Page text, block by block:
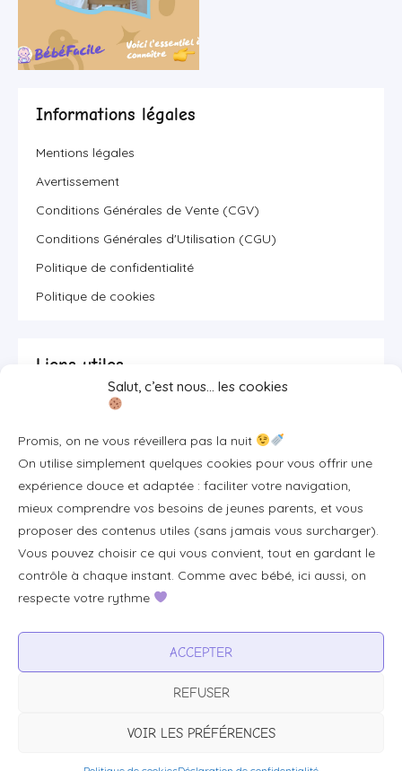
Salut, c’est nous… les cookies
Promis, on ne vous réveillera pas la nuit
On utilise simplement quelques cookies pour vous offrir une
expérience douce et adaptée : faciliter votre navigation,
mieux comprendre vos besoins de jeunes parents, et vous
proposer des contenus utiles (sans jamais vous surcharger).
Vous pouvez choisir ce qui vous convient, tout en gardant le
contrôle à chaque instant. Comme avec bébé, ici aussi, on
respecte votre rythme
ACCEPTER
REFUSER
VOIR LES PRÉFÉRENCES
Informations légales
Mentions légales
Avertissement
Conditions Générales de Vente (CGV)
Conditions Générales d'Utilisation (CGU)
Politique de confidentialité
Politique de cookies
Liens utiles
Se connecter/S'inscrire
FAQ / Livraison & accès
À propos
Plan du site
Tous les articles
Professionnels & partenariats
Visibilité pour votre marque
Proposer un produit ou un service